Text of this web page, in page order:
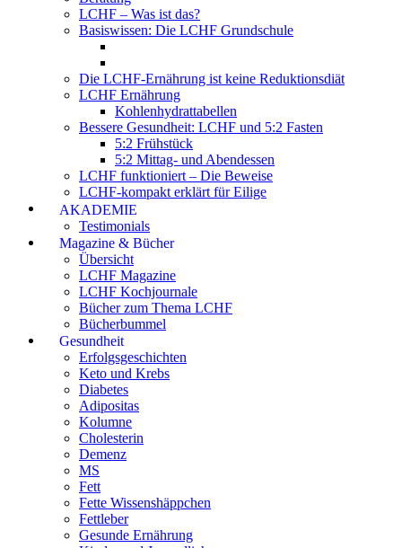
LCHF – Was ist das?
Basiswissen: Die LCHF Grundschule
Die LCHF-Ernährung ist keine Reduktionsdiät
LCHF Ernährung
Kohlenhydrattabellen
Bessere Gesundheit: LCHF und 5:2 Fasten
5:2 Frühstück
5:2 Mittag- und Abendessen
LCHF funktioniert – Die Beweise
LCHF-kompakt erklärt für Eilige
AKADEMIE
Testimonials
Magazine & Bücher
Übersicht
LCHF Magazine
LCHF Kochjournale
Bücher zum Thema LCHF
Bücherbummel
Gesundheit
Erfolgsgeschichten
Keto und Krebs
Diabetes
Adipositas
Kolumne
Cholesterin
Demenz
MS
Fett
Fette Wissenshäppchen
Fettleber
Gesunde Ernährung